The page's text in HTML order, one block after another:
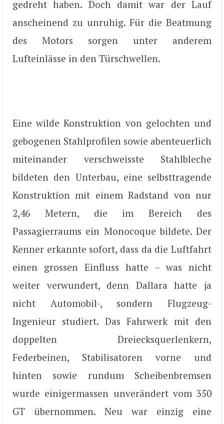
gedreht haben. Doch damit war der Lauf
anscheinend zu unruhig. Für die Beatmung
des Motors sorgen unter anderem
Lufteinlässe in den Türschwellen.
Eine wilde Konstruktion von gelochten und
gebogenen Stahlprofilen sowie abenteuerlich
miteinander verschweisste Stahlbleche
bildeten den Unterbau, eine selbsttragende
Konstruktion mit einem Radstand von nur
2,46 Metern, die im Bereich des
Passagierraums ein Monocoque bildete. Der
Kenner erkannte sofort, dass da die Luftfahrt
einen grossen Einfluss hatte – was nicht
weiter verwundert, denn Dallara hatte ja
nicht Automobil-, sondern Flugzeug-
Ingenieur studiert. Das Fahrwerk mit den
doppelten Dreiecksquerlenkern,
Federbeinen, Stabilisatoren vorne und
hinten sowie rundum Scheibenbremsen
wurde einigermassen unverändert vom 350
GT übernommen. Neu war einzig eine